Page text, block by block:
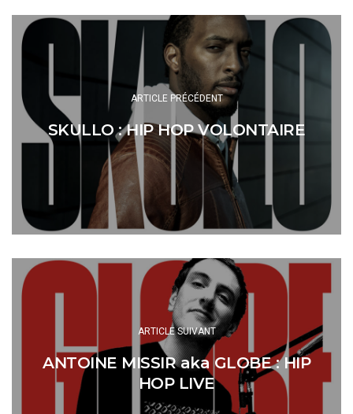
Post
navigation
ARTICLE PRÉCÉDENT
SKULLO : HIP HOP VOLONTAIRE
ARTICLE SUIVANT
ANTOINE MISSIR aka GLOBE : HIP
HOP LIVE